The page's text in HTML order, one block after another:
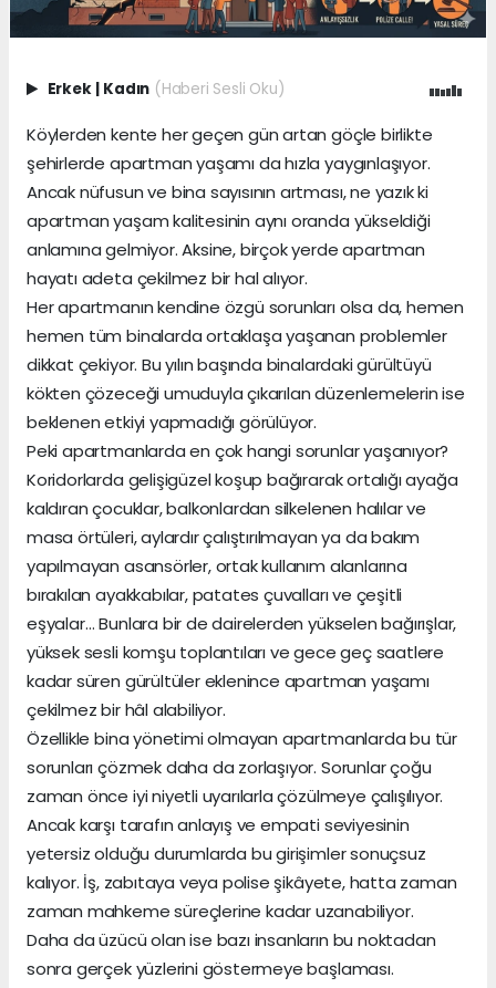
Erkek | Kadın (Haberi Sesli Oku)
Köylerden kente her geçen gün artan göçle birlikte
şehirlerde apartman yaşamı da hızla yaygınlaşıyor.
Ancak nüfusun ve bina sayısının artması, ne yazık ki
apartman yaşam kalitesinin aynı oranda yükseldiği
anlamına gelmiyor. Aksine, birçok yerde apartman
hayatı adeta çekilmez bir hal alıyor.
Her apartmanın kendine özgü sorunları olsa da, hemen
hemen tüm binalarda ortaklaşa yaşanan problemler
dikkat çekiyor. Bu yılın başında binalardaki gürültüyü
kökten çözeceği umuduyla çıkarılan düzenlemelerin ise
beklenen etkiyi yapmadığı görülüyor.
Peki apartmanlarda en çok hangi sorunlar yaşanıyor?
Koridorlarda gelişigüzel koşup bağırarak ortalığı ayağa
kaldıran çocuklar, balkonlardan silkelenen halılar ve
masa örtüleri, aylardır çalıştırılmayan ya da bakım
yapılmayan asansörler, ortak kullanım alanlarına
bırakılan ayakkabılar, patates çuvalları ve çeşitli
eşyalar… Bunlara bir de dairelerden yükselen bağırışlar,
yüksek sesli komşu toplantıları ve gece geç saatlere
kadar süren gürültüler eklenince apartman yaşamı
çekilmez bir hâl alabiliyor.
Özellikle bina yönetimi olmayan apartmanlarda bu tür
sorunları çözmek daha da zorlaşıyor. Sorunlar çoğu
zaman önce iyi niyetli uyarılarla çözülmeye çalışılıyor.
Ancak karşı tarafın anlayış ve empati seviyesinin
yetersiz olduğu durumlarda bu girişimler sonuçsuz
kalıyor. İş, zabıtaya veya polise şikâyete, hatta zaman
zaman mahkeme süreçlerine kadar uzanabiliyor.
Daha da üzücü olan ise bazı insanların bu noktadan
sonra gerçek yüzlerini göstermeye başlaması.